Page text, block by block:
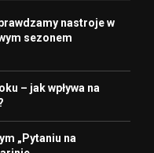
nastroje w
sezonem
– jak wpływa na
„Pytaniu na